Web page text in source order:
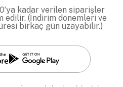
kadar verilen siparişler
edilir. (İndirim dönemleri ve
birkaç gün uzayabilir.)